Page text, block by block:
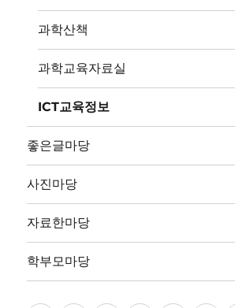
과학산책
과학교육자료실
ICT교육정보
좋은글마당
사진마당
자료한마당
학부모마당